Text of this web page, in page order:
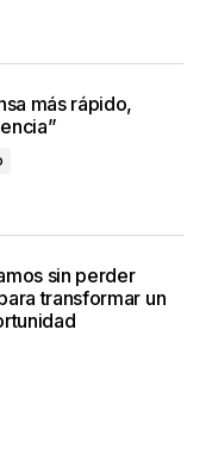
más rápido,
sin perder
transformar un